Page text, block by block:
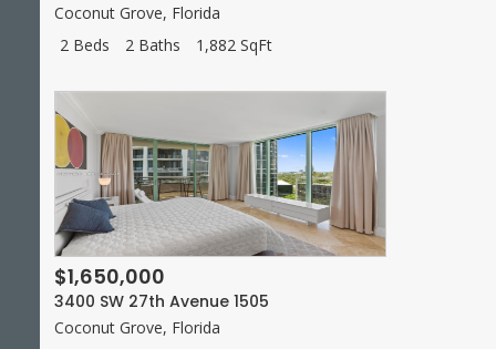
Coconut Grove, Florida
2 Beds
2 Baths 1,882 SqFt
$1,650,000
3400 SW 27th Avenue 1505
Coconut Grove, Florida